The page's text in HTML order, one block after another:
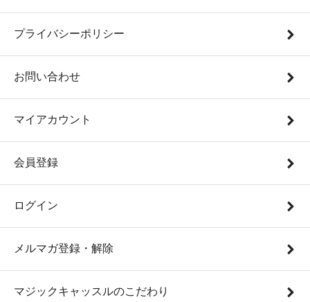
プライバシーポリシー
お問い合わせ
マイアカウント
会員登録
ログイン
メルマガ登録・解除
マジックキャッスルのこだわり